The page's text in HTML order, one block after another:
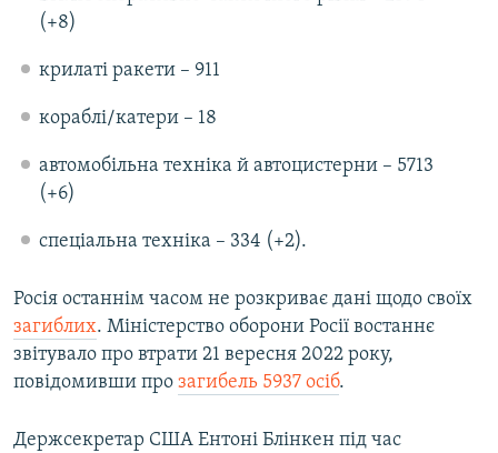
(+8)
крилаті ракети – 911
кораблі/катери – 18
автомобільна техніка й автоцистерни – 5713
(+6)
спеціальна техніка – 334 (+2).
Росія останнім часом не розкриває дані щодо своїх
загиблих. Міністерство оборони Росії востаннє
звітувало про втрати 21 вересня 2022 року,
повідомивши про загибель 5937 осіб.
Держсекретар США Ентоні Блінкен під час